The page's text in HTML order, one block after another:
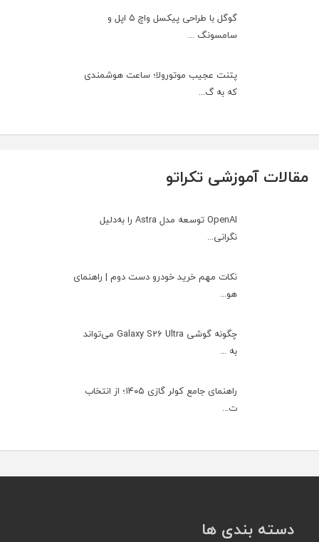
گوگل با طراحی پیکسل واچ ۵ اپل و
سامسونگ ...
پتنت عجیب موتورولا؛ ساعت هوشمندی
که به گ...
مقالات آموزشی تکراتو
OpenAI توسعه مدل Astra را به‌دلیل
نگرانی...
نکات مهم خرید خودرو دست دوم | راهنمای
هو...
چگونه گوشی Galaxy S26 Ultra می‌تواند
به ...
راهنمای جامع کولر گازی ۱۴۰۵؛ از انتخاب
ت...
دسته بندی ها